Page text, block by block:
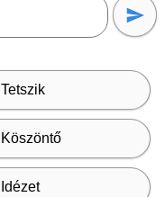
Tetszik
Köszöntő
Idézet